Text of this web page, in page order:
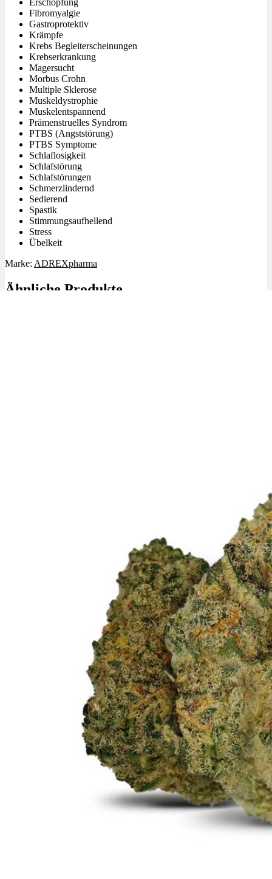
Erschöpfung
Fibromyalgie
Gastroprotektiv
Krämpfe
Krebs Begleiterscheinungen
Krebserkrankung
Magersucht
Morbus Crohn
Multiple Sklerose
Muskeldystrophie
Muskelentspannend
Prämenstruelles Syndrom
PTBS (Angststörung)
PTBS Symptome
Schlaflosigkeit
Schlafstörung
Schlafstörungen
Schmerzlindernd
Sedierend
Spastik
Stimmungsaufhellend
Stress
Übelkeit
Marke: ADREXpharma
Ähnliche Produkte